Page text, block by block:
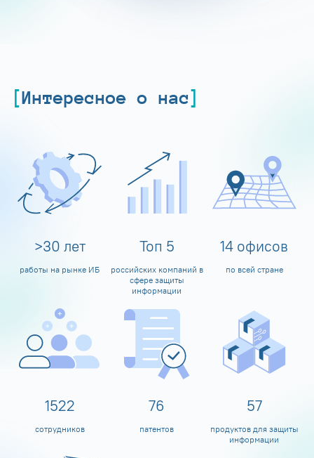
Интересное о нас
>30 лет
работы на рынке ИБ
Топ 5
российских компаний в
сфере защиты
информации
14 офисов
по всей стране
1600
сотрудников
80
патентов
60
продуктов для защиты
информации